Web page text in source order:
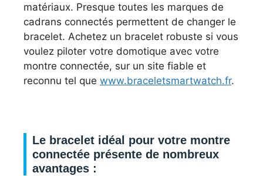
matériaux. Presque toutes les marques de
cadrans connectés permettent de changer le
bracelet. Achetez un bracelet robuste si vous
voulez piloter votre domotique avec votre
montre connectée, sur un site fiable et
reconnu tel que www.braceletsmartwatch.fr.
Le bracelet idéal pour votre montre
connectée présente de nombreux
avantages :